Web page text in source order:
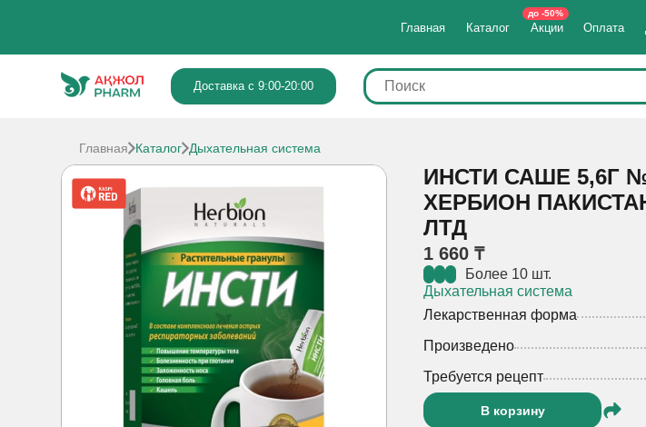
Главная Каталог Акции
до -50%
Оплата
Доставка с 9:00-20:00
Главная Каталог Дыхательная система
ИНСТИ САШЕ 5,6Г
ХЕРБИОН
ЛТД
1 660 ₸
Более 10 шт.
Дыхательная система
Лекарственная форма
Произведено
Требуется рецепт
В корзину